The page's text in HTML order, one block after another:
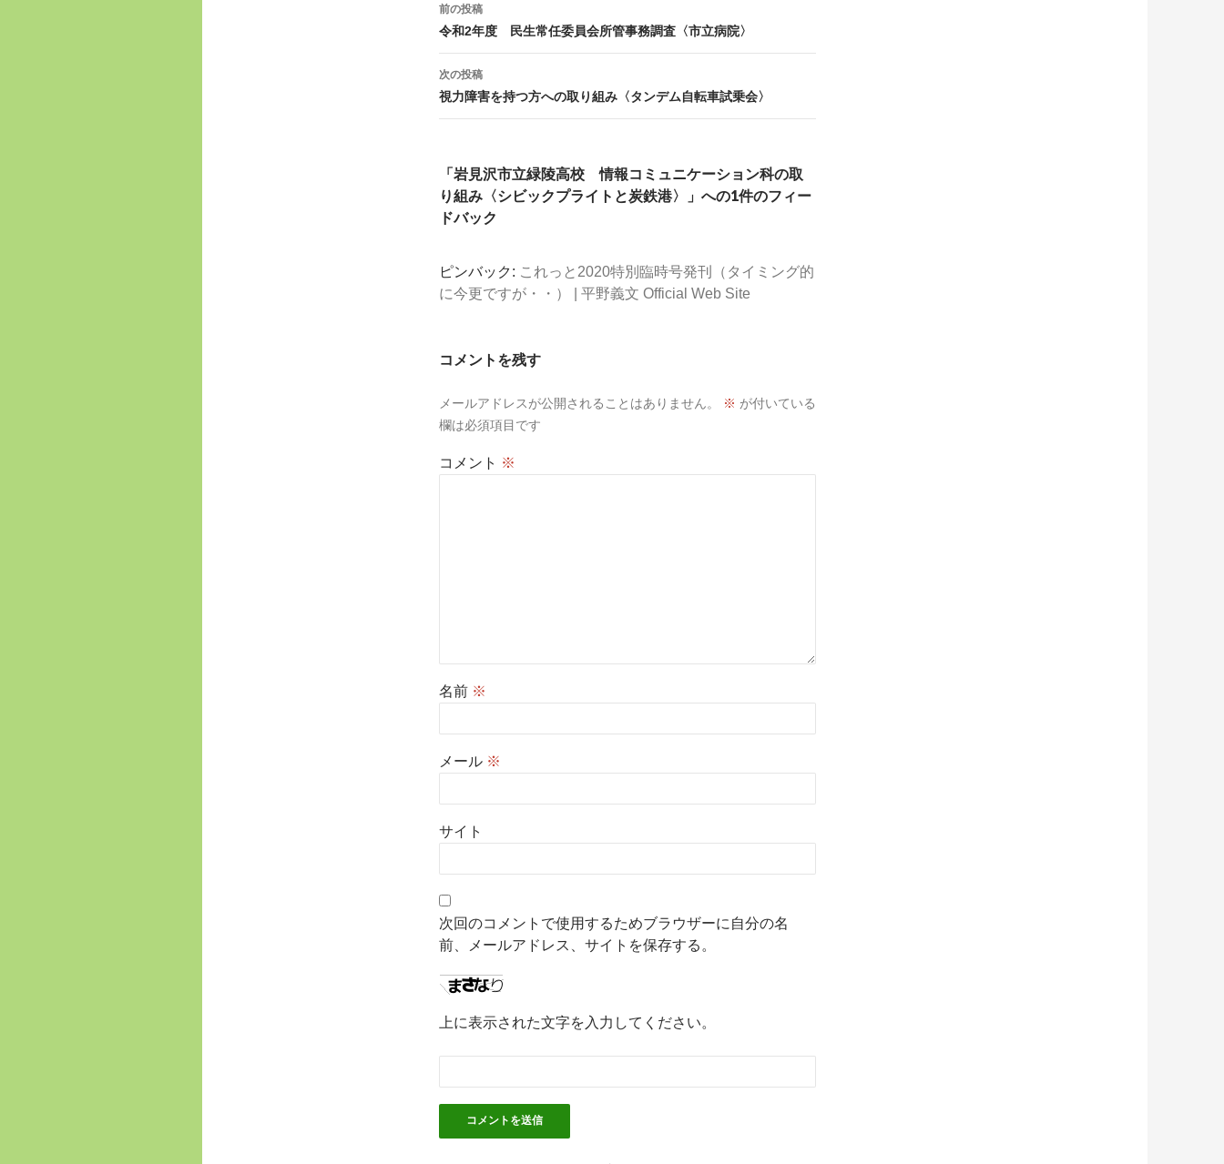
稿
ビ
ゲ
ー
ョ
ン
前の投稿
令和2年度 民生常任委員会所管事務調査〈市立病院〉
次の投稿
視力障害を持つ方への取り組み〈タンデム自転車試乗会〉
「岩見沢市立緑陵高校 情報コミュニケーション科の取
り組み〈シビックプライトと炭鉄港〉」への1件のフィー
ドバック
ピンバック: これっと2020特別臨時号発刊（タイミング的
に今更ですが・・） | 平野義文 Official Web Site
コメントを残す
メールアドレスが公開されることはありません。 ※ が付いている
欄は必須項目です
コメント ※
名前 ※
メール ※
サイト
次回のコメントで使用するためブラウザーに自分の名
前、メールアドレス、サイトを保存する。
上に表示された文字を入力してください。